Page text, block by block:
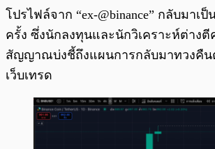
โปรไฟล์จาก “ex-@binance” กลับมาเป็
ครั้ง ซึ่งนักลงทุนและนักวิเคราะห์ต่าง
สัญญาณบ่งชี้ถึงแผนการกลับมาทวงคืน
เว็บเทรด